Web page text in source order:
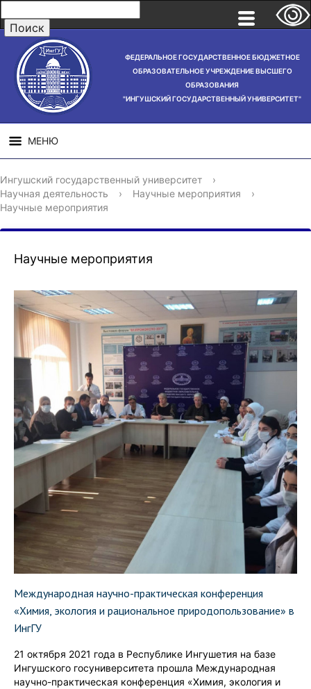
ФЕДЕРАЛЬНОЕ ГОСУДАРСТВЕННОЕ БЮДЖЕТНОЕ
ОБРАЗОВАТЕЛЬНОЕ УЧРЕЖДЕНИЕ ВЫСШЕГО
ОБРАЗОВАНИЯ
"ИНГУШСКИЙ ГОСУДАРСТВЕННЫЙ УНИВЕРСИТЕТ"
МЕНЮ
СВЕДЕНИЯ ОБ
ОБРАЗОВАТЕЛЬНОЙ
ОРГАНИЗАЦИИ
НАУЧНАЯ
ДЕЯТЕЛЬНОСТЬ
Ингушский государственный университет
›
Научная деятельность
› Научные мероприятия
›
Научные мероприятия
Научные мероприятия
Международная научно-практическая конференция
«Химия, экология и рациональное природопользование» в
ИнгГУ
21 октября 2021 года в Республике Ингушетия на базе
Ингушского госуниверситета прошла Международная
научно-практическая конференция «Химия, экология и